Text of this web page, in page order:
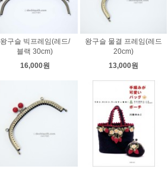
왕구슬 빅프레임(레드/
블랙 30cm)
16,000원
왕구슬 물결 프레임(레드
20cm)
13,000원